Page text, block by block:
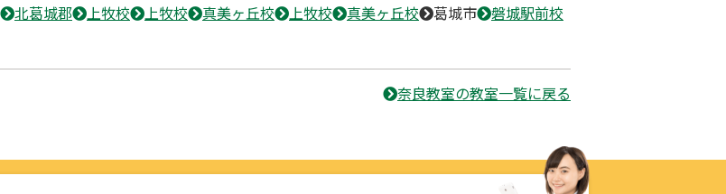
北葛城郡 上牧校 上牧校 真美ヶ丘校 上牧校 真美ヶ丘校 葛城市
磐城駅前校
奈良教室の教室一覧に戻る